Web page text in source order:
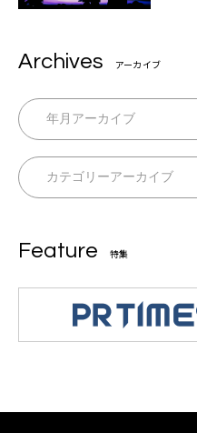
Archives アーカイブ
Feature 特集